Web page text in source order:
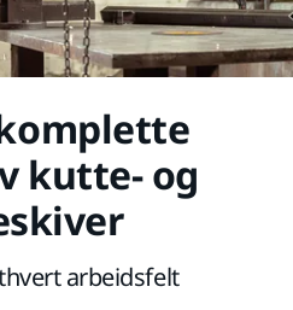
kutte- og
arbeidsfelt